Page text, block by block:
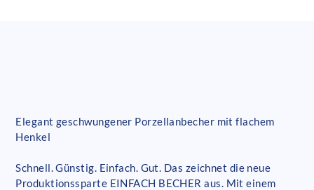
Elegant geschwungener Porzellanbecher mit flachem
Henkel
Schnell. Günstig. Einfach. Gut. Das zeichnet die neue
Produktionssparte EINFACH BECHER aus. Mit einem